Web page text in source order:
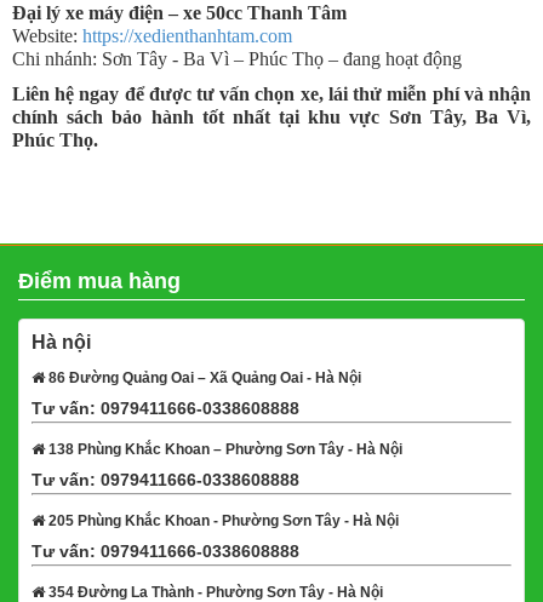
Đại lý xe máy điện – xe 50cc Thanh Tâm
Website: https://xedienthanhtam.com
Chi nhánh: Sơn Tây - Ba Vì – Phúc Thọ – đang hoạt động
Liên hệ ngay để được tư vấn chọn xe, lái thử miễn phí và nhận
chính sách bảo hành tốt nhất tại khu vực Sơn Tây, Ba Vì,
Phúc Thọ.
Điểm mua hàng
Hà nội
86 Đường Quảng Oai – Xã Quảng Oai - Hà Nội
Tư vấn: 0979411666-0338608888
138 Phùng Khắc Khoan – Phường Sơn Tây - Hà Nội
Tư vấn: 0979411666-0338608888
205 Phùng Khắc Khoan - Phường Sơn Tây - Hà Nội
Tư vấn: 0979411666-0338608888
354 Đường La Thành - Phường Sơn Tây - Hà Nội